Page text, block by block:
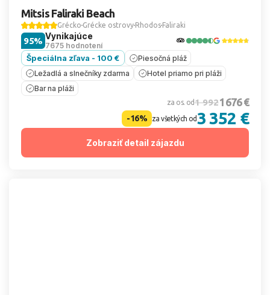
Mitsis Faliraki Beach
Grécko Grécke ostrovy Rhodos Faliraki
Vynikajúce
7675 hodnotení
95%
Špeciálna zľava - 100 €
Piesočná pláž
Ležadlá a slnečníky zdarma
Hotel priamo pri pláži
Bar na pláži
za os. od1 9921 676 €
-16% za všetkých od 3 352 €
Zobraziť detail zájazdu